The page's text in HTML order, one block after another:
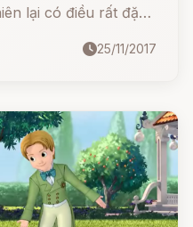
lại có điều rất đặc
rất hà tiện. Chỉ trừ
25/11/2017